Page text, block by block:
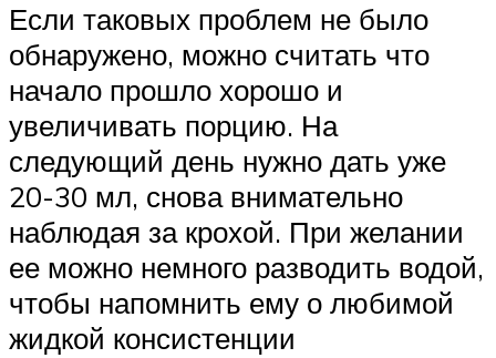
Если таковых проблем не было
обнаружено, можно считать что
начало прошло хорошо и
увеличивать порцию. На
следующий день нужно дать уже
20-30 мл, снова внимательно
наблюдая за крохой. При желании
ее можно немного разводить водой,
чтобы напомнить ему о любимой
жидкой консистенции